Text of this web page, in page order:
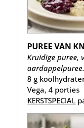
PUREE VAN
Kruidige puree,
aardappelpuree.
8 g
Vega, 4 porties
KERSTSPECIAL